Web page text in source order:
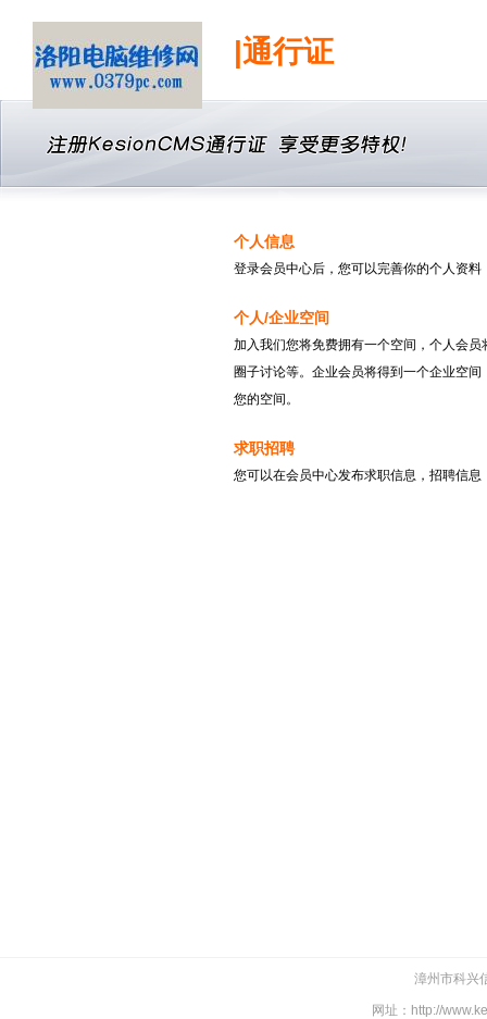
|通行证
个人信息
登录会员中心后，您可以完善你的个人资
个人/企业空间
加入我们您将免费拥有一个空间，个人会
圈子讨论等。企业会员将得到一个企业空
您的空间。
求职招聘
您可以在会员中心发布求职信息，招聘信
漳州市科兴
网址：http://